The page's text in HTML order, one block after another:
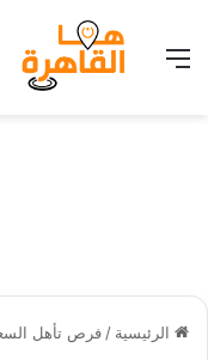
القائمة
الرئيسية / فرص تأهل